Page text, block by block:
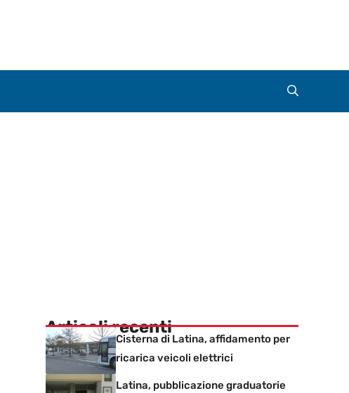
Articoli recenti
Cisterna di Latina, affidamento per
ricarica veicoli elettrici
Latina, pubblicazione graduatorie